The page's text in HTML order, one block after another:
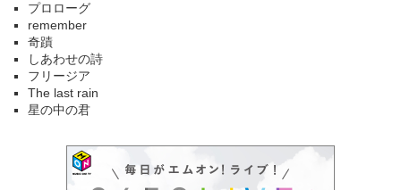
プロローグ
remember
奇蹟
しあわせの詩
フリージア
The last rain
星の中の君